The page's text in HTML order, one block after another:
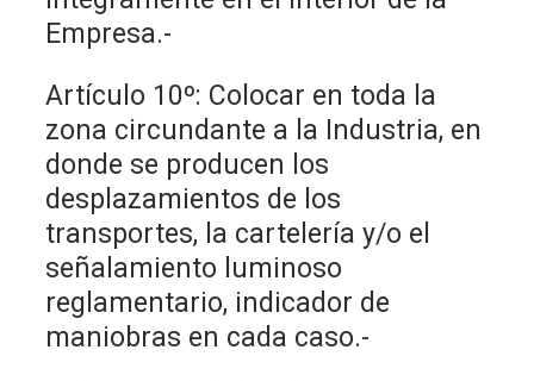
Empresa.-
Artículo 10º: Colocar en toda la
zona circundante a la Industria, en
donde se producen los
desplazamientos de los
transportes, la cartelería y/o el
señalamiento luminoso
reglamentario, indicador de
maniobras en cada caso.-